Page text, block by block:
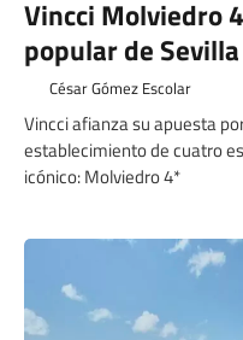
Vincci Molviedro
popular de Sevilla
César Gómez Escolar
Vincci afianza su apuesta
establecimiento de cuatro
icónico: Molviedro 4*